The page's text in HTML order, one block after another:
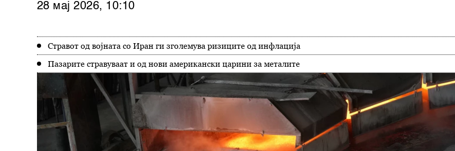
28 мај 2026, 10:10
Стравот од војната со Иран ги зголемува ризиците од инфлација
Пазарите стравуваат и од нови американски царини за металите